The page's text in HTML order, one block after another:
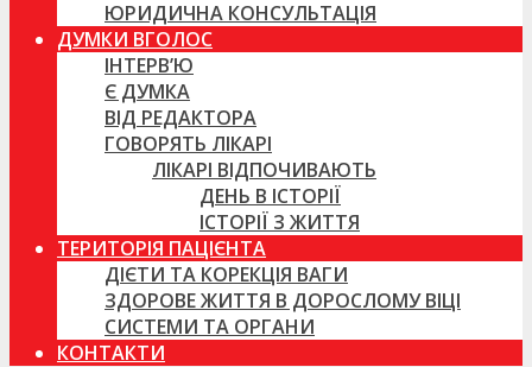
ЮРИДИЧНА КОНСУЛЬТАЦІЯ
ДУМКИ ВГОЛОС
ІНТЕРВ’Ю
Є ДУМКА
ВІД РЕДАКТОРА
ГОВОРЯТЬ ЛІКАРІ
ЛІКАРІ ВІДПОЧИВАЮТЬ
ДЕНЬ В ІСТОРІЇ
ІСТОРІЇ З ЖИТТЯ
ТЕРИТОРІЯ ПАЦІЄНТА
ДІЄТИ ТА КОРЕКЦІЯ ВАГИ
ЗДОРОВЕ ЖИТТЯ В ДОРОСЛОМУ ВІЦІ
СИСТЕМИ ТА ОРГАНИ
КОНТАКТИ